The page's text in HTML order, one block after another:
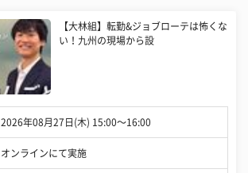
【大林組】転勤&ジョブローテは怖くな
い！九州の現場から設
2026年08月27日(木) 15:00〜16:00
オンラインにて実施